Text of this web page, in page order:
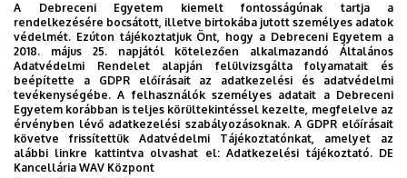
MOBILITÁSI PROGRAM
MULTIMÉDIA MŰSZAKI
NEKROLÓG
NÉPEGÉSZSÉGÜGY
NEUROTECH NEVELÉSTUDOMÁNY
NK
OKTATÁS
ORVOSTUDOMÁNY
PEDAGÓGUSKÉPZŐ KÖZPONT
PONTHATÁROK
RAK RANGSOR REKTOR
SET KÖZPONT
SIÓFOK CAMPUS
SPORT SPORTTUDOMÁNYOK
STUDYVERSITY
SZENIOR EGYETEM
SZOLNOK CAMPUS
TÁRSADALOMTUDOMÁNY
TDK
TEHETSÉGGONDOZÁS
A Debreceni Egyetem kiemelt fontosságúnak tartja a
rendelkezésére bocsátott, illetve birtokába jutott személyes adatok
védelmét. Ezúton tájékoztatjuk Önt, hogy a Debreceni Egyetem a
2018. május 25. napjától kötelezően alkalmazandó Általános
Adatvédelmi Rendelet alapján felülvizsgálta folyamatait és
beépítette a GDPR előírásait az adatkezelési és adatvédelmi
tevékenységébe. A felhasználók személyes adatait a Debreceni
Egyetem korábban is teljes körültekintéssel kezelte, megfelelve az
érvényben lévő adatkezelési szabályozásoknak. A GDPR előírásait
követve frissítettük Adatvédelmi Tájékoztatónkat, amelyet az
alábbi linkre kattintva olvashat el:Adatkezelési tájékoztató. DE
Kancellária WAV Központ